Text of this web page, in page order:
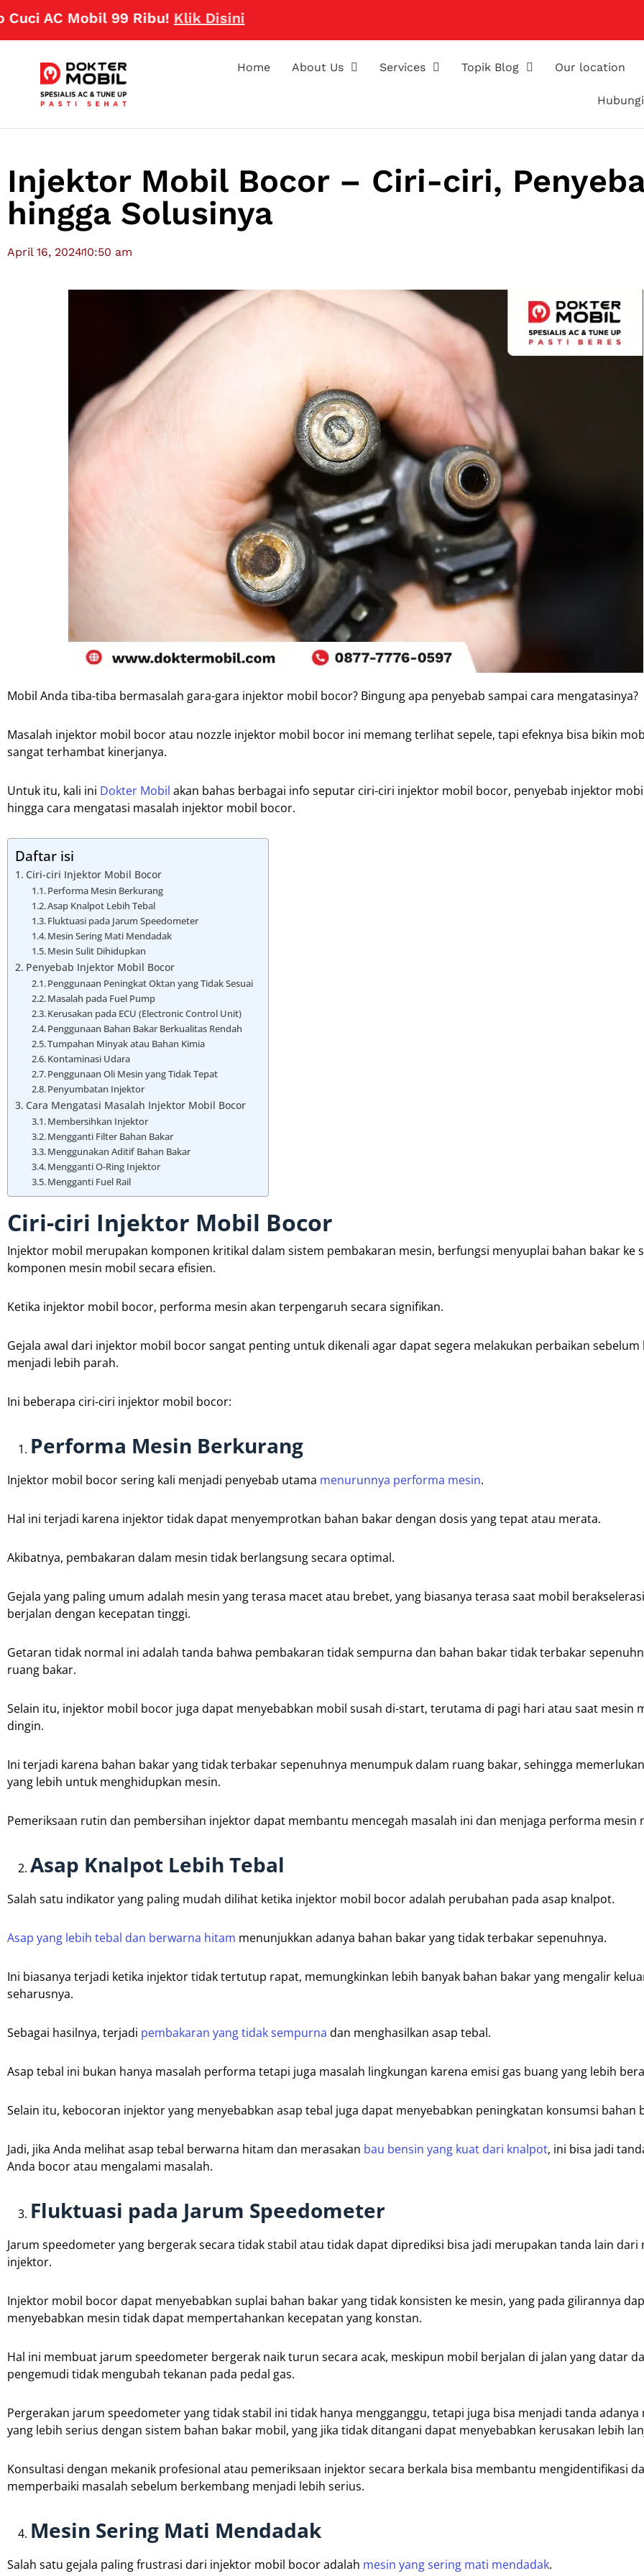
Mobil 99 Ribu!Klik Disini
Home About Us Services Topik Blog Our location
Injektor Mobil Bocor – Ciri-ciri,
hingga Solusinya
April 16, 202410:50 am
Mobil Anda tiba-tiba bermasalah gara-gara injektor mobil bocor? Bingung apa penyebab sampai cara mengatasinya?
Masalah injektor mobil bocor atau nozzle injektor mobil bocor ini memang terlihat sepele, tapi efeknya bisa bikin
sangat terhambat kinerjanya.
Untuk itu, kali ini Dokter Mobil akan bahas berbagai info seputar ciri-ciri injektor mobil bocor, penyebab injektor
hingga cara mengatasi masalah injektor mobil bocor.
Daftar isi
Ciri-ciri Injektor Mobil Bocor
Performa Mesin Berkurang
Asap Knalpot Lebih Tebal
Fluktuasi pada Jarum Speedometer
Mesin Sering Mati Mendadak
Mesin Sulit Dihidupkan
Penyebab Injektor Mobil Bocor
Penggunaan Peningkat Oktan yang Tidak Sesuai
Masalah pada Fuel Pump
Kerusakan pada ECU (Electronic Control Unit)
Penggunaan Bahan Bakar Berkualitas Rendah
Tumpahan Minyak atau Bahan Kimia
Kontaminasi Udara
Penggunaan Oli Mesin yang Tidak Tepat
Penyumbatan Injektor
Cara Mengatasi Masalah Injektor Mobil Bocor
Membersihkan Injektor
Mengganti Filter Bahan Bakar
Menggunakan Aditif Bahan Bakar
Mengganti O-Ring Injektor
Mengganti Fuel Rail
Ciri-ciri Injektor Mobil Bocor
Injektor mobil merupakan komponen kritikal dalam sistem pembakaran mesin, berfungsi menyuplai bahan bakar ke
komponen mesin mobil secara efisien.
Ketika injektor mobil bocor, performa mesin akan terpengaruh secara signifikan.
Gejala awal dari injektor mobil bocor sangat penting untuk dikenali agar dapat segera melakukan perbaikan sebelum
menjadi lebih parah.
Ini beberapa ciri-ciri injektor mobil bocor:
Performa Mesin Berkurang
Injektor mobil bocor sering kali menjadi penyebab utama menurunnya performa mesin.
Hal ini terjadi karena injektor tidak dapat menyemprotkan bahan bakar dengan dosis yang tepat atau merata.
Akibatnya, pembakaran dalam mesin tidak berlangsung secara optimal.
Gejala yang paling umum adalah mesin yang terasa macet atau brebet, yang biasanya terasa saat mobil
berjalan dengan kecepatan tinggi.
Getaran tidak normal ini adalah tanda bahwa pembakaran tidak sempurna dan bahan bakar tidak terbakar
ruang bakar.
Selain itu, injektor mobil bocor juga dapat menyebabkan mobil susah di-start, terutama di pagi hari atau saat mesin
dingin.
Ini terjadi karena bahan bakar yang tidak terbakar sepenuhnya menumpuk dalam ruang bakar, sehingga
yang lebih untuk menghidupkan mesin.
Pemeriksaan rutin dan pembersihan injektor dapat membantu mencegah masalah ini dan menjaga performa mesin
Asap Knalpot Lebih Tebal
Salah satu indikator yang paling mudah dilihat ketika injektor mobil bocor adalah perubahan pada asap knalpot.
Asap yang lebih tebal dan berwarna hitam menunjukkan adanya bahan bakar yang tidak terbakar sepenuhnya.
Ini biasanya terjadi ketika injektor tidak tertutup rapat, memungkinkan lebih banyak bahan bakar yang mengalir
seharusnya.
Sebagai hasilnya, terjadi pembakaran yang tidak sempurna dan menghasilkan asap tebal.
Asap tebal ini bukan hanya masalah performa tetapi juga masalah lingkungan karena emisi gas buang yang lebih
Selain itu, kebocoran injektor yang menyebabkan asap tebal juga dapat menyebabkan peningkatan konsumsi bahan
Jadi, jika Anda melihat asap tebal berwarna hitam dan merasakan bau bensin yang kuat dari knalpot, ini bisa jadi
Anda bocor atau mengalami masalah.
Fluktuasi pada Jarum Speedometer
Jarum speedometer yang bergerak secara tidak stabil atau tidak dapat diprediksi bisa jadi merupakan tanda lain dari
injektor.
Injektor mobil bocor dapat menyebabkan suplai bahan bakar yang tidak konsisten ke mesin, yang pada gilirannya
menyebabkan mesin tidak dapat mempertahankan kecepatan yang konstan.
Hal ini membuat jarum speedometer bergerak naik turun secara acak, meskipun mobil berjalan di jalan yang datar
pengemudi tidak mengubah tekanan pada pedal gas.
Pergerakan jarum speedometer yang tidak stabil ini tidak hanya mengganggu, tetapi juga bisa menjadi tanda adanya
yang lebih serius dengan sistem bahan bakar mobil, yang jika tidak ditangani dapat menyebabkan kerusakan lebih
Konsultasi dengan mekanik profesional atau pemeriksaan injektor secara berkala bisa membantu mengidentifikasi
memperbaiki masalah sebelum berkembang menjadi lebih serius.
Mesin Sering Mati Mendadak
Salah satu gejala paling frustrasi dari injektor mobil bocor adalah mesin yang sering mati mendadak.